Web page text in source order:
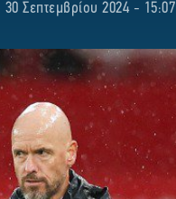
30 Σεπτεμβρίου 2024 - 15:07